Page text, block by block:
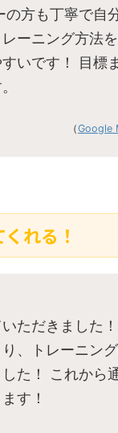
方も丁寧で自
ーニング方法
いです！ 目標
（Google
れる！
ただきました
、トレーニン
た！ これから
す！